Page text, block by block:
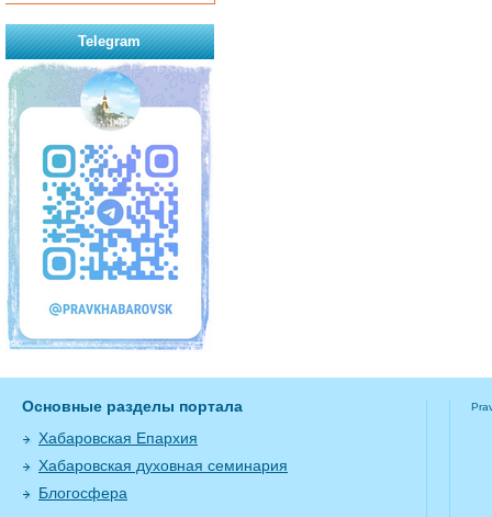
Telegram
Основные разделы портала
Хабаровская Епархия
Хабаровская духовная семинария
Блогосфера